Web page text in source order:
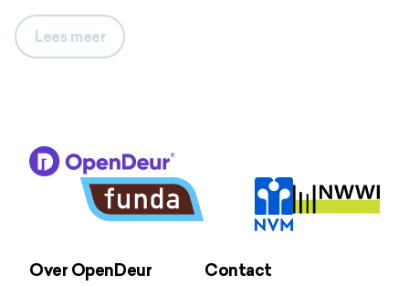
berging. De woning is uitgevoerd in moderne
kleurstellingen, de woonkamer biedt veel privacy en
de keuken is voorzien van inbouwapparatuur. Een
Treinstation 8 min. fietsen | Snelweg afrit 8 min. rijden |
Supermarkt 1 min. fietsen | Bushalte 4 min. lopen |
Basisonderwijs 2 min. lopen | Kinderopvang 5 min.
INDELING
Lees meer
Over OpenDeur Contact